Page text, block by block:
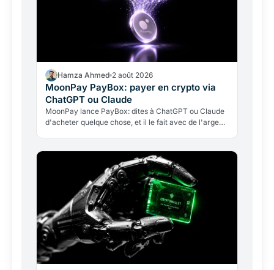
Hamza Ahmed 2 août 2026
MoonPay PayBox: payer en crypto via
ChatGPT ou Claude
MoonPay lance PayBox: dites à ChatGPT ou Claude
d'acheter quelque chose, et il le fait avec de l'argent